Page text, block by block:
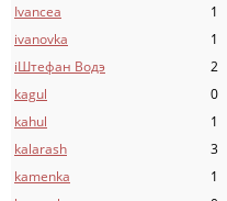
Ivancea
1
ivanovka
1
iШтефан Водэ
2
kagul
0
kahul
1
kalarash
3
kamenka
1